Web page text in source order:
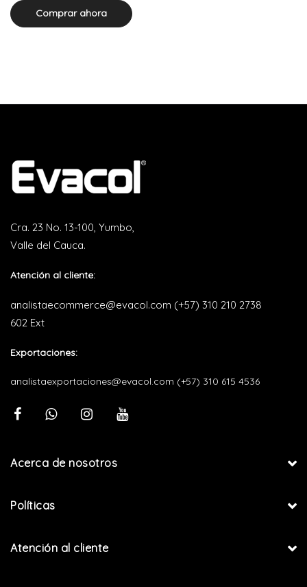
Comprar ahora
Cra. 23 No. 13-100, Yumbo,
Valle del Cauca.
Atención al cliente:
analistaecommerce@evacol.com (+57) 310 210 2738
602 Ext
Exportaciones:
analistaexportaciones@evacol.com (+57) 310 615 4536
Acerca de nosotros
Políticas
Atención al cliente